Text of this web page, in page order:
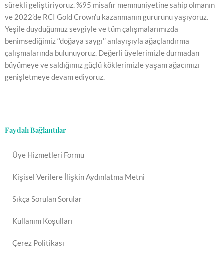
sürekli geliştiriyoruz. %95 misafir memnuniyetine sahip olmanın
ve 2022’de RCI Gold Crown’u kazanmanın gururunu yaşıyoruz.
Yeşile duyduğumuz sevgiyle ve tüm çalışmalarımızda
benimsediğimiz ‘’doğaya saygı’’ anlayışıyla ağaçlandırma
çalışmalarında bulunuyoruz. Değerli üyelerimizle durmadan
büyümeye ve saldığımız güçlü köklerimizle yaşam ağacımızı
genişletmeye devam ediyoruz.
Faydalı Bağlantılar
Üye Hizmetleri Formu
Kişisel Verilere İlişkin Aydınlatma Metni
Sıkça Sorulan Sorular
Kullanım Koşulları
Çerez Politikası